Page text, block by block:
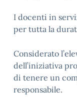
I docenti in
per tutta la
Considerato
dell’iniziativa
di tenere un
responsabile.